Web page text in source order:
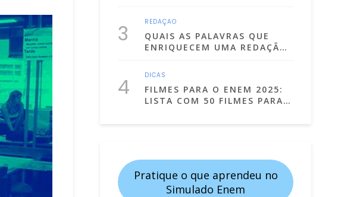
3 REDAÇÃO
QUAIS AS PALAVRAS QUE
ENRIQUECEM UMA REDAÇÃO
ARGUMENTATIVA?
4 DICAS
FILMES PARA O ENEM 2025:
LISTA COM 50 FILMES PARA
Pratique o que aprendeu no
Simulado Enem